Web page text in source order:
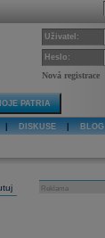
Uživatel:
Heslo:
Nová registrace
PATRIA
DISKUSE BLOG
Reklama